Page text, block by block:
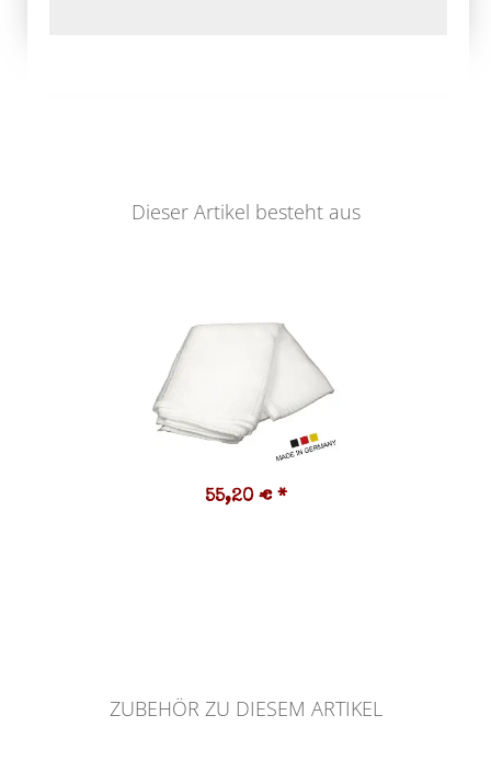
Dieser Artikel besteht aus
55,20 € *
ZUBEHÖR ZU DIESEM ARTIKEL